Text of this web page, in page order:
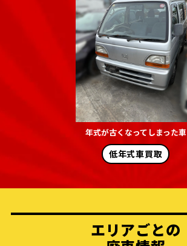
年式が古くなってしまった車
低年式車買取
エリアごとの